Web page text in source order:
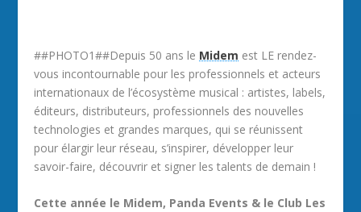
##PHOTO1##Depuis 50 ans le Midem est LE rendez-
vous incontournable pour les professionnels et acteurs
internationaux de l’écosystème musical : artistes, labels,
éditeurs, distributeurs, professionnels des nouvelles
technologies et grandes marques, qui se réunissent
pour élargir leur réseau, s’inspirer, développer leur
savoir-faire, découvrir et signer les talents de demain !
Cette année le Midem, Panda Events & le Club Les